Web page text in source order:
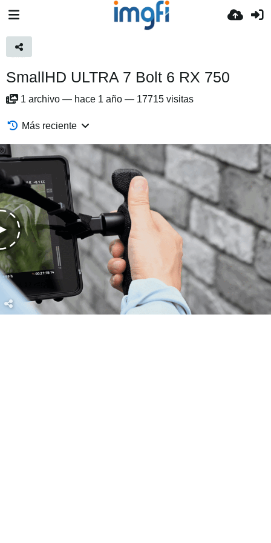
SmallHD ULTRA 7 Bolt 6 RX 750
1 archivo — hace 1 año — 17715 visitas
Más reciente